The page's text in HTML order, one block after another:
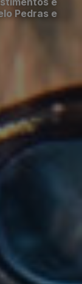
Pedras e